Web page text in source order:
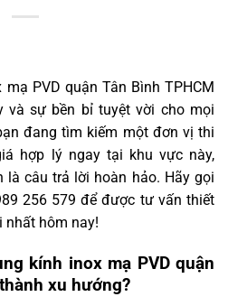
PVD quận Tân Bình TPHCM
và sự bền bỉ tuyệt vời cho mọi
đang tìm kiếm một đơn vị thi
hợp lý ngay tại khu vực này,
là câu trả lời hoàn hảo. Hãy gọi
256 579 để được tư vấn thiết
nhất hôm nay!
kính inox mạ PVD quận
xu hướng?